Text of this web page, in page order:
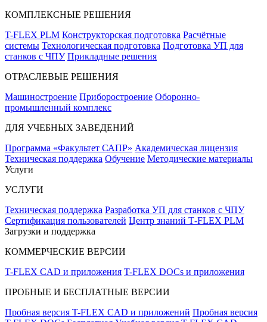
КОМПЛЕКСНЫЕ РЕШЕНИЯ
T-FLEX PLM Конструкторская подготовка Расчётные
системы Технологическая подготовка Подготовка УП для
станков с ЧПУ Прикладные решения
ОТРАСЛЕВЫЕ РЕШЕНИЯ
Машиностроение Приборостроение Оборонно-
промышленный комплекс
ДЛЯ УЧЕБНЫХ ЗАВЕДЕНИЙ
Программа «Факультет САПР» Академическая лицензия
Техническая поддержка Обучение Методические материалы
Услуги
УСЛУГИ
Техническая поддержка Разработка УП для станков с ЧПУ
Сертификация пользователей Центр знаний T‑FLEX PLM
Загрузки и поддержка
КОММЕРЧЕСКИЕ ВЕРСИИ
T-FLEX CAD и приложения T-FLEX DOCs и приложения
ПРОБНЫЕ И БЕСПЛАТНЫЕ ВЕРСИИ
Пробная версия T-FLEX CAD и приложений Пробная версия